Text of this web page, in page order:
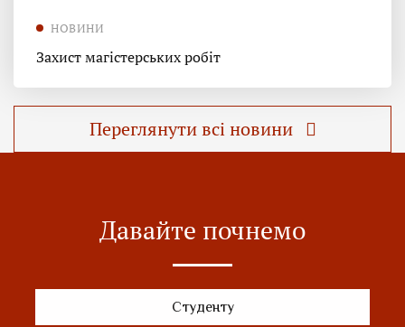
НОВИНИ
Захист магістерських робіт
Переглянути всі новини
Давайте почнемо
Студенту